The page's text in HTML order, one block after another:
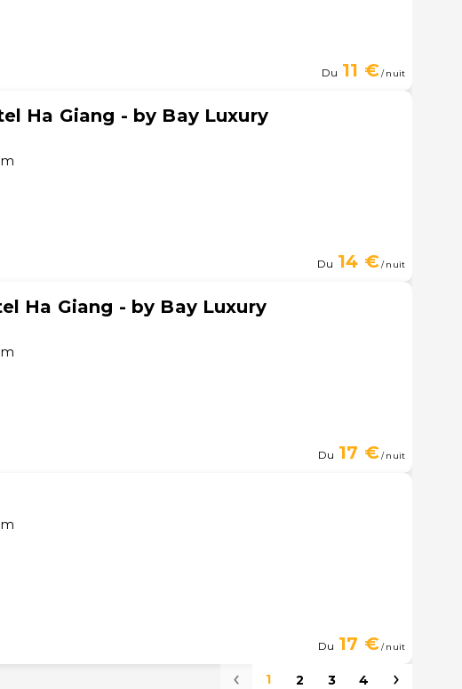
Du 11 €/ nuit
Ha Giang - by Bay Luxury
Du 14 €/ nuit
Ha Giang - by Bay Luxury
Du 17 €/ nuit
Du 17 €/ nuit
1 2 3 4